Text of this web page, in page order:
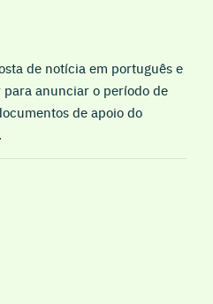
de notícia em português e
anunciar o período de
de apoio do